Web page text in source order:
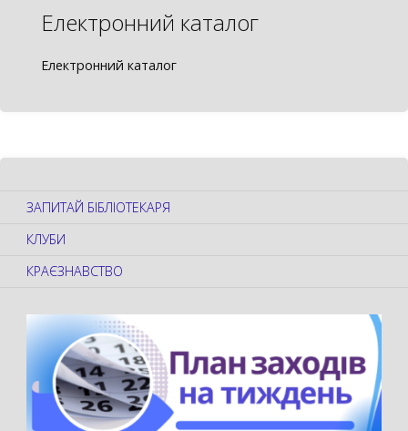
Електронний каталог
Електронний каталог
ЗАПИТАЙ БІБЛІОТЕКАРЯ
КЛУБИ
КРАЄЗНАВСТВО